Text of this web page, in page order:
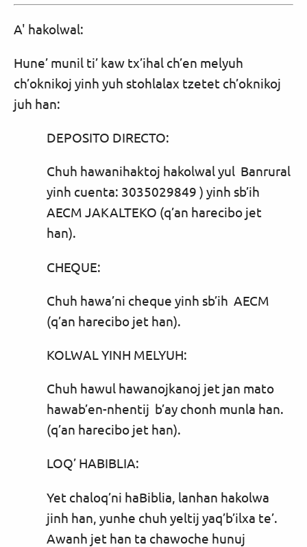
A' hakolwal:
Hune’ munil ti’ kaw tx’ihal ch’en melyuh
ch’oknikoj yinh yuh stohlalax tzetet ch’oknikoj
juh han:
DEPOSITO DIRECTO:
Chuh hawanihaktoj hakolwal yul Banrural
yinh cuenta: 3035029849 ) yinh sb’ih
AECM JAKALTEKO (q’an harecibo jet
han).
CHEQUE:
Chuh hawa’ni cheque yinh sb’ih AECM
(q’an harecibo jet han).
KOLWAL YINH MELYUH:
Chuh hawul hawanojkanoj jet jan mato
hawab’en-nhentij b’ay chonh munla han.
(q’an harecibo jet han).
LOQ’ HABIBLIA:
Yet chaloq’ni haBiblia, lanhan hakolwa
jinh han, yunhe chuh yeltij yaq’b’ilxa te’.
Awanh jet han ta chawoche hunuj